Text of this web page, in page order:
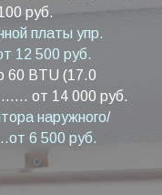
руб.
платы упр.
12 500 руб.
60 BTU (17.0
от 14 000 руб.
наружного/
6 500 руб.